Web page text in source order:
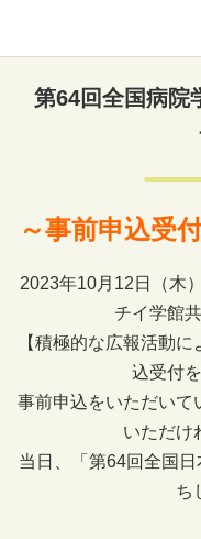
第64回全国病院
～事前申込受
2023年10月12日（木
チイ学館
【積極的な広報活動
込受付
事前申込をいただいて
いただけ
当日、「第64回全国
ち